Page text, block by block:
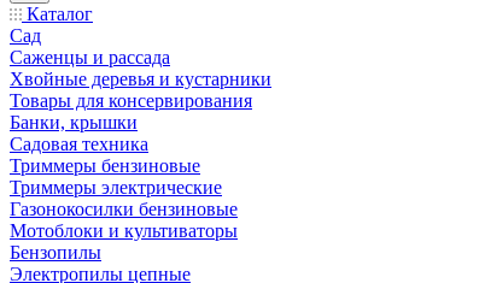
Каталог
Сад
Саженцы и рассада
Хвойные деревья и кустарники
Товары для консервирования
Банки, крышки
Садовая техника
Триммеры бензиновые
Триммеры электрические
Газонокосилки бензиновые
Мотоблоки и культиваторы
Бензопилы
Электропилы цепные